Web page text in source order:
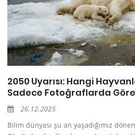
2050 Uyarısı: Hangi
Sadece Fotoğraflarda
26.12.2025
Bilim dünyası şu an yaşadığımız